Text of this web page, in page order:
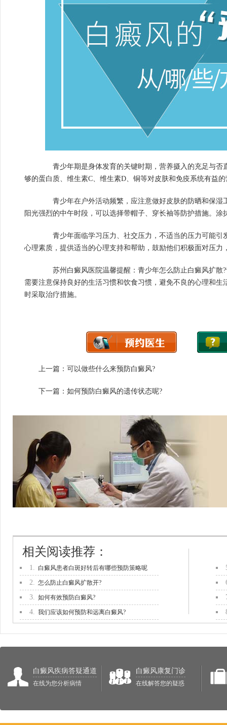
青少年期是身体发育的关键时期，营养摄入的充足与否
够的蛋白质、维生素C、维生素D、铜等对皮肤和免疫系统有益
青少年在户外活动频繁，应注意做好皮肤的防晒和保湿
阳光强烈的中午时段，可以选择带帽子、穿长袖等防护措施。涂
青少年面临学习压力、社交压力，不适当的压力可能引
心理素质，提供适当的心理支持和帮助，鼓励他们积极面对压力
苏州白癜风医院温馨提醒：青少年怎么防止白癜风扩散?
需要注意保持良好的生活习惯和饮食习惯，避免不良的心理和
时采取治疗措施。
上一篇： 可以做些什么来预防白癜风?
下一篇： 如何预防白癜风的遗传状态呢?
1. 白癜风患者白斑好转后有哪些预防策略呢
2. 怎么防止白癜风扩散开?
3. 如何有效预防白癜风?
4. 我们应该如何预防和远离白癜风?
相关阅读推荐：
白癜风疾病答疑通道
在线为您分析病情
白癜风康复门诊
在线解答您的疑惑